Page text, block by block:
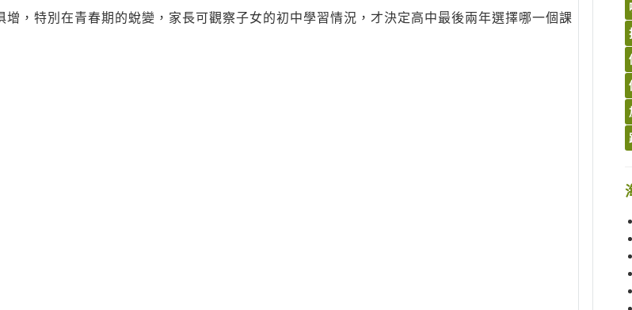
，特別在青春期的蛻變，家長可觀察子女的初中學習情況，才決定高中最後兩年選擇哪一個課